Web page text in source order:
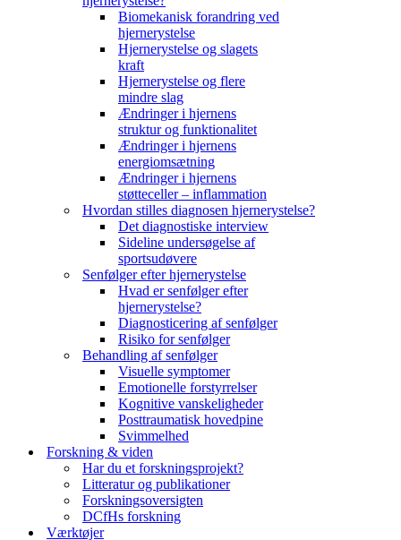
Biomekanisk forandring ved
hjernerystelse
Hjernerystelse og slagets
kraft
Hjernerystelse og flere
mindre slag
Ændringer i hjernens
struktur og funktionalitet
Ændringer i hjernens
energiomsætning
Ændringer i hjernens
støtteceller – inflammation
Hvordan stilles diagnosen hjernerystelse?
Det diagnostiske interview
Sideline undersøgelse af
sportsudøvere
Senfølger efter hjernerystelse
Hvad er senfølger efter
hjernerystelse?
Diagnosticering af senfølger
Risiko for senfølger
Behandling af senfølger
Visuelle symptomer
Emotionelle forstyrrelser
Kognitive vanskeligheder
Posttraumatisk hovedpine
Svimmelhed
Forskning & viden
Har du et forskningsprojekt?
Litteratur og publikationer
Forskningsoversigten
DCfHs forskning
Værktøjer